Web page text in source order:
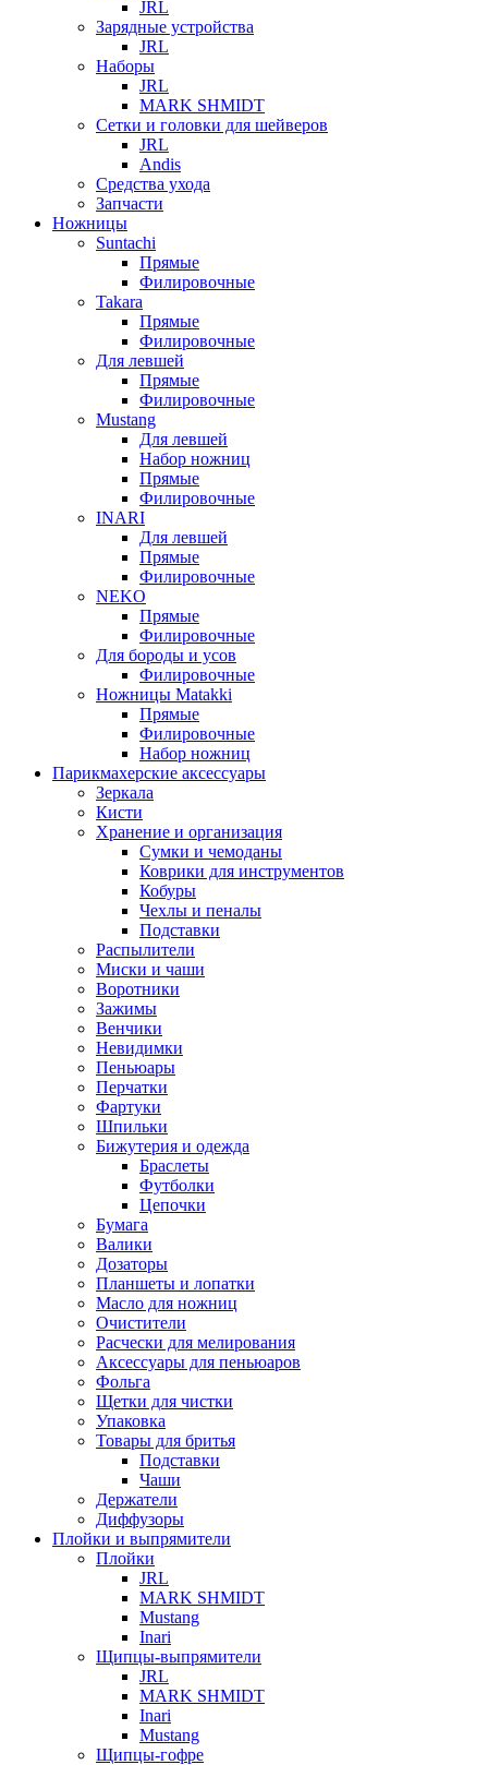
JRL
Зарядные устройства
JRL
Наборы
JRL
MARK SHMIDT
Сетки и головки для шейверов
JRL
Andis
Средства ухода
Запчасти
Ножницы
Suntachi
Прямые
Филировочные
Takara
Прямые
Филировочные
Для левшей
Прямые
Филировочные
Mustang
Для левшей
Набор ножниц
Прямые
Филировочные
INARI
Для левшей
Прямые
Филировочные
NEKO
Прямые
Филировочные
Для бороды и усов
Филировочные
Ножницы Matakki
Прямые
Филировочные
Набор ножниц
Парикмахерские аксессуары
Зеркала
Кисти
Хранение и организация
Сумки и чемоданы
Коврики для инструментов
Кобуры
Чехлы и пеналы
Подставки
Распылители
Миски и чаши
Воротники
Зажимы
Венчики
Невидимки
Пеньюары
Перчатки
Фартуки
Шпильки
Бижутерия и одежда
Браслеты
Футболки
Цепочки
Бумага
Валики
Дозаторы
Планшеты и лопатки
Масло для ножниц
Очистители
Расчески для мелирования
Аксессуары для пеньюаров
Фольга
Щетки для чистки
Упаковка
Товары для бритья
Подставки
Чаши
Держатели
Диффузоры
Плойки и выпрямители
Плойки
JRL
MARK SHMIDT
Mustang
Inari
Щипцы-выпрямители
JRL
MARK SHMIDT
Inari
Mustang
Щипцы-гофре